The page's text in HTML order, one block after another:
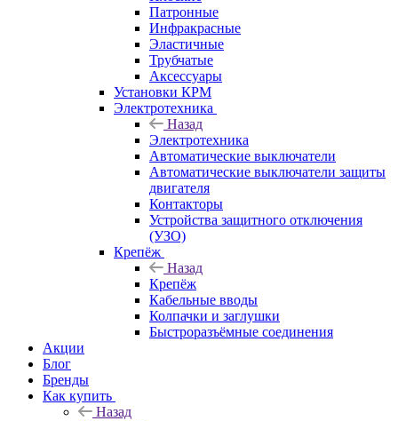
Патронные
Инфракрасные
Эластичные
Трубчатые
Аксессуары
Установки КРМ
Электротехника
Назад
Электротехника
Автоматические выключатели
Автоматические выключатели защиты
двигателя
Контакторы
Устройства защитного отключения
(УЗО)
Крепёж
Назад
Крепёж
Кабельные вводы
Колпачки и заглушки
Быстроразъёмные соединения
Акции
Блог
Бренды
Как купить
Назад